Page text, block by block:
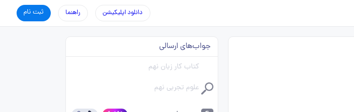
ثبت نام راهنما دانلود اپلیکیشن
جواب‌های ارسالی
کتاب کار زبان نهم
علوم تجربی نهم